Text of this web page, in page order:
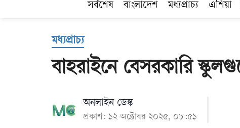
সর্বশেষ বাংলাদেশ মধ্যপ্রাচ্য এশিয়া
মধ্যপ্রাচ্য
বাহরাইনে বেসরকারি
অনলাইন ডেস্ক
প্রকাশ: ১২ অক্টোবর ২০২৫, ০৮:৫১